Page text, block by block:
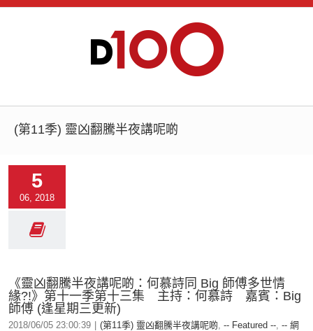
(第11季) 靈凶翻騰半夜講呢啲
5
06, 2018
《靈凶翻騰半夜講呢啲：何慕詩同 Big 師傅多世情
緣?!》第十一季第十三集 主持：何慕詩 嘉賓：Big
師傅 (逢星期三更新)
2018/06/05 23:00:39 (第11季) 靈凶翻騰半夜講呢啲, -- Featured --, -- 網